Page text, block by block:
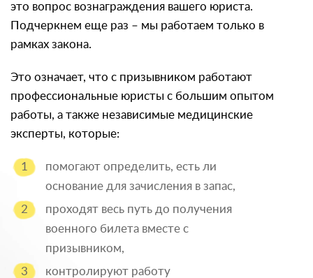
это вопрос вознаграждения вашего юриста.
Подчеркнем еще раз – мы работаем только в
рамках закона.
Это означает, что с призывником работают
профессиональные юристы с большим опытом
работы, а также независимые медицинские
эксперты, которые:
помогают определить, есть ли
основание для зачисления в запас,
проходят весь путь до получения
военного билета вместе с
призывником,
контролируют работу